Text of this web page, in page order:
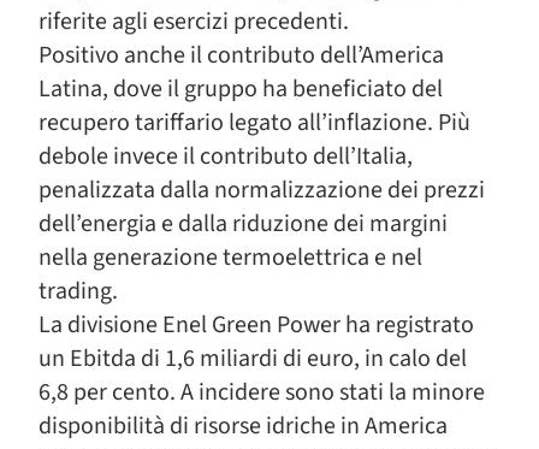
riferite agli esercizi precedenti.
Positivo anche il contributo dell’America
Latina, dove il gruppo ha beneficiato del
recupero tariffario legato all’inflazione. Più
debole invece il contributo dell’Italia,
penalizzata dalla normalizzazione dei prezzi
dell’energia e dalla riduzione dei margini
nella generazione termoelettrica e nel
trading.
La divisione Enel Green Power ha registrato
un Ebitda di 1,6 miliardi di euro, in calo del
6,8 per cento. A incidere sono stati la minore
disponibilità di risorse idriche in America